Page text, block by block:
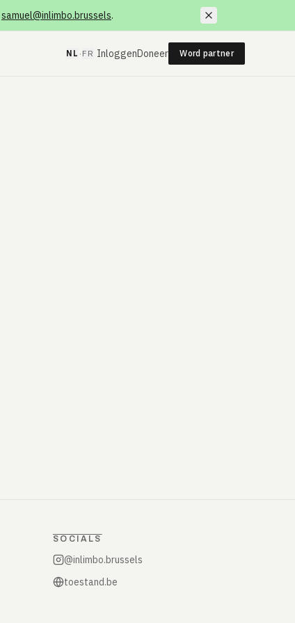
samuel@inlimbo.brussels.
NL · FR InloggenDoneer Word partner
SOCIALS
@inlimbo.brussels
toestand.be